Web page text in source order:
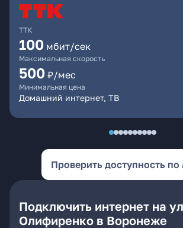
ТТК
100 мбит/сек
Максимальная скорость
500 ₽/мес
Минимальная цена
Домашний интернет, ТВ
Проверить доступность по
Подключить интернет на ул
Олифиренко в Воронеже